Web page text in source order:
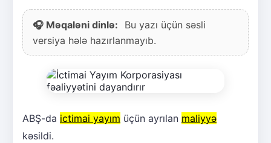
🎧 Məqaləni dinlə:
Bu yazı üçün səsli
versiya hələ hazırlanmayıb.
ABŞ-da ictimai yayım üçün ayrılan maliyyə
kəsildi.